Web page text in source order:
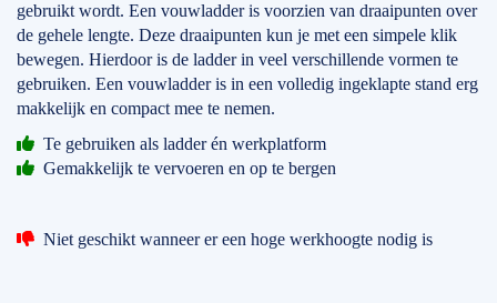
gebruikt wordt. Een vouwladder is voorzien van draaipunten over
de gehele lengte. Deze draaipunten kun je met een simpele klik
bewegen. Hierdoor is de ladder in veel verschillende vormen te
gebruiken. Een vouwladder is in een volledig ingeklapte stand erg
makkelijk en compact mee te nemen.
Te gebruiken als ladder én werkplatform
Gemakkelijk te vervoeren en op te bergen
Niet geschikt wanneer er een hoge werkhoogte nodig is